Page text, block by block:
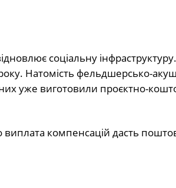
соціальну
Натомість фельдшерсько-
уже виготовили проєктно-
виплата компенсацій дасть